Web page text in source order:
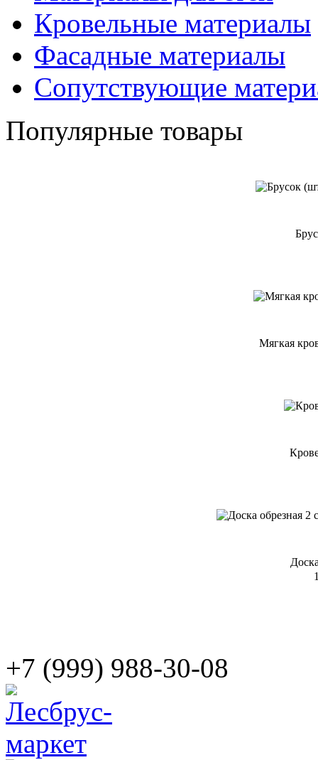
Кровельные материалы
Фасадные материалы
Сопутствующие
Популярные товары
Мягкая
+7 (999) 988-30-08